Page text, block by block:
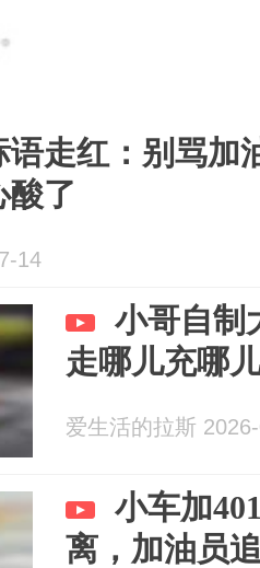
语走红：别骂加
酸了
14
小哥自制
走哪儿充哪
爱生活的拉斯
小车加
离，加油员